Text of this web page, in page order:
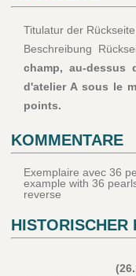
Titulatur der Rückseite
Beschreibung
champ, au-
d'atelier A sous le
points.
KOMMENTARE
Exemplaire avec 36
example with 36
reverse
HISTORISCHER